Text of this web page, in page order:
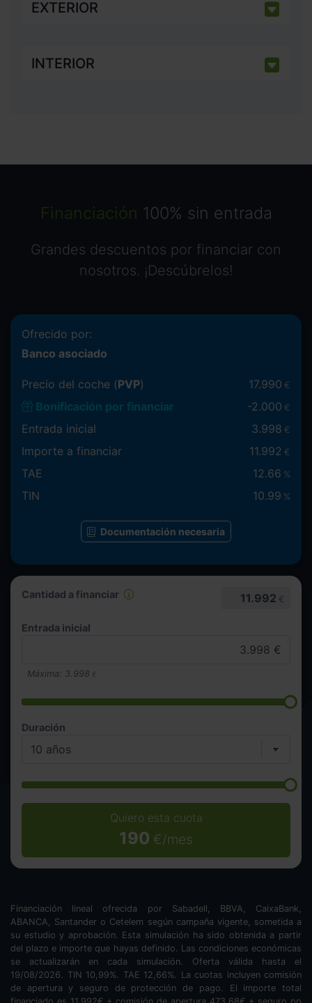
EXTERIOR
INTERIOR
Financiación 100% sin entrada
Grandes descuentos por financiar con
nosotros. ¡Descúbrelos!
Cantidad a financiar 11.992 €
Entrada inicial
Máxima: 3.998 €
Duración
Quiero esta cuota
190 €/mes
Ofrecido por:
Banco asociado
Precio del coche (PVP) 17.990 €
Bonificación por financiar -2.000 €
Entrada inicial 3.998 €
Importe a financiar 11.992 €
TAE 12.66 %
TIN 10.99 %
Documentación necesaria
Financiación lineal ofrecida por Sabadell, BBVA, CaixaBank,
ABANCA, Santander o Cetelem según campaña vigente, sometida a
su estudio y aprobación. Esta simulación ha sido obtenida a partir
del plazo e importe que hayas definido. Las condiciones económicas
se actualizarán en cada simulación. Oferta válida hasta el
19/08/2026. TIN 10,99%. TAE 12,66%. La cuotas incluyen comisión
de apertura y seguro de protección de pago. El importe total